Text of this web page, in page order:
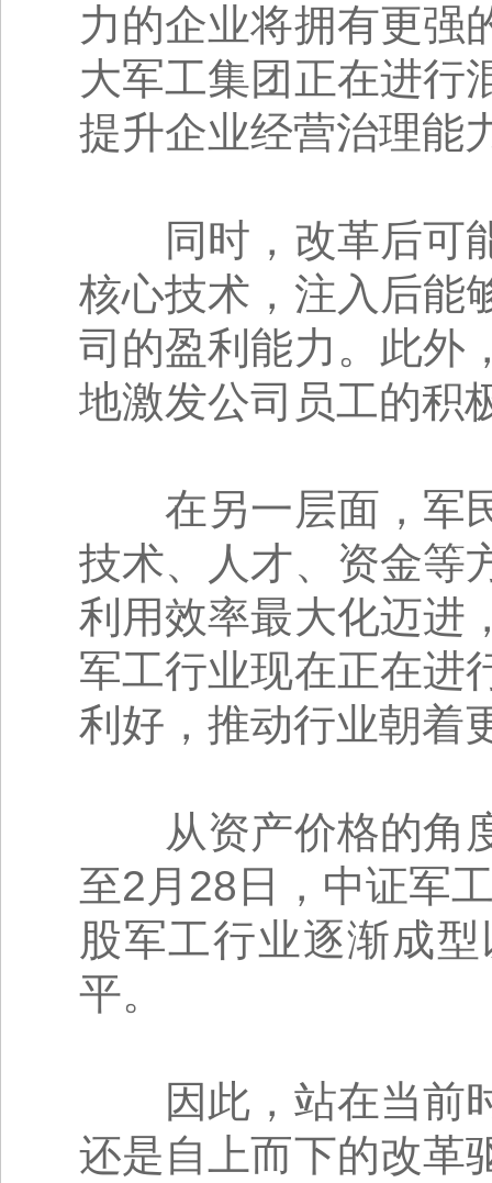
力的企业将拥有更强
大军工集团正在进行
提升企业经营治理能
同时，改革后可能
核心技术，注入后能
司的盈利能力。此外
地激发公司员工的积
在另一层面，军民
技术、人才、资金等
利用效率最大化迈进
军工行业现在正在进
利好，推动行业朝着
从资产价格的角度
至2月28日，中证军
股军工行业逐渐成
平。
因此，站在当前时
还是自上而下的改革